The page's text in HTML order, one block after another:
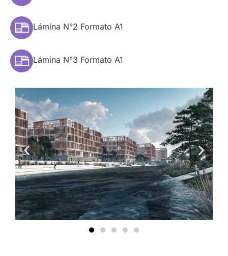
Lámina N°2 Formato A1
Lámina N°3 Formato A1